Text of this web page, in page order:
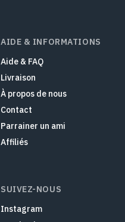
AIDE & INFORMATIONS
Aide & FAQ
Livraison
À propos de nous
Contact
Parrainer un ami
Affiliés
SUIVEZ-NOUS
Instagram